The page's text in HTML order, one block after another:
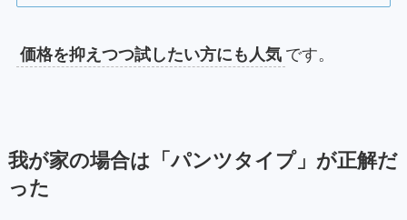
価格を抑えつつ試したい方にも人気 です。
我が家の場合は「パンツタイプ」が正解だ
った